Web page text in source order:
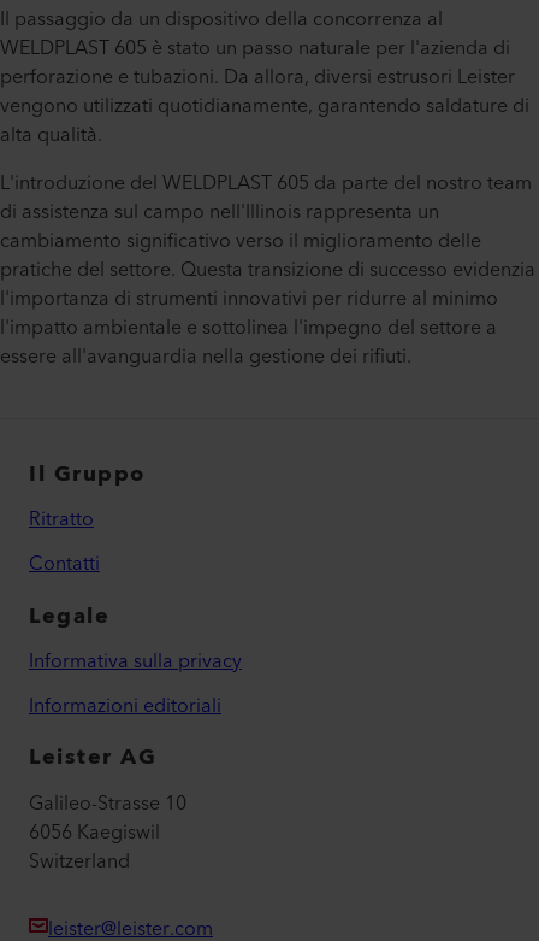
Il passaggio da un dispositivo della concorrenza al
WELDPLAST 605 è stato un passo naturale per l'azienda di
perforazione e tubazioni. Da allora, diversi estrusori Leister
vengono utilizzati quotidianamente, garantendo saldature di
alta qualità.
L'introduzione del WELDPLAST 605 da parte del nostro team
di assistenza sul campo nell'Illinois rappresenta un
cambiamento significativo verso il miglioramento delle
pratiche del settore. Questa transizione di successo evidenzia
l'importanza di strumenti innovativi per ridurre al minimo
l'impatto ambientale e sottolinea l'impegno del settore a
essere all'avanguardia nella gestione dei rifiuti.
Il Gruppo
Ritratto
Contatti
Legale
Informativa sulla privacy
Informazioni editoriali
Leister AG
Galileo-Strasse 10
6056 Kaegiswil
Switzerland
leister@leister.com